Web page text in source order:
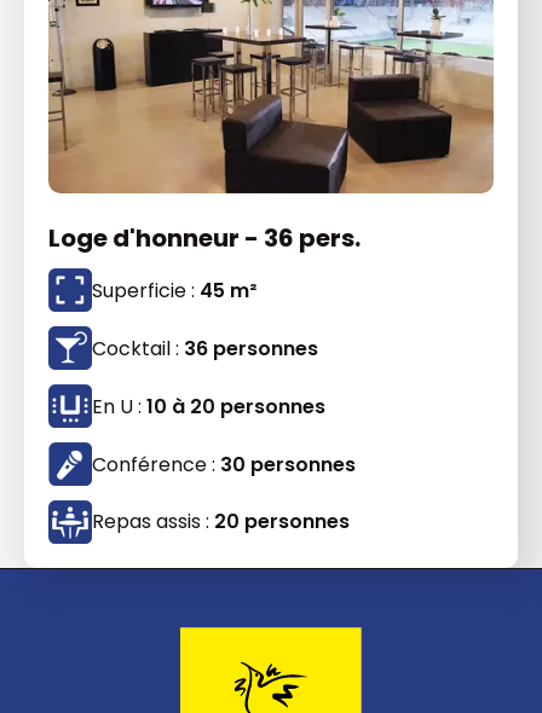
Loge d'honneur - 36 pers.
Superficie : 45 m²
Cocktail : 36 personnes
En U : 10 à 20 personnes
Conférence : 30 personnes
Repas assis : 20 personnes